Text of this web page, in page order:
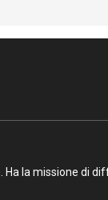
Ha la missione di